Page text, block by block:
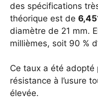
des spécifications
théorique est de
diamètre de 21 mm.
millièmes, soit 90 %
Ce taux a été adopté
résistance à l’usure
élevée.